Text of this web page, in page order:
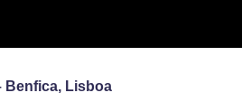
Benfica, Lisboa